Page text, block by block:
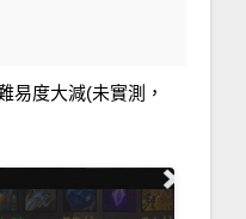
易度大減(未實測，